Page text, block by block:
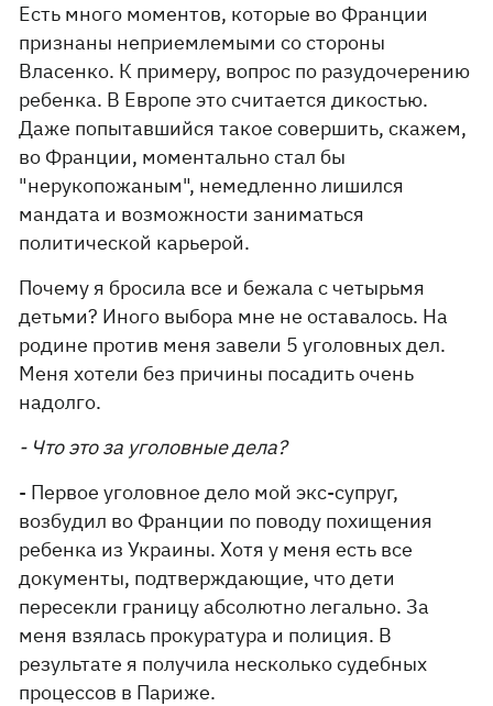
Есть много моментов, которые во Франции
признаны неприемлемыми со стороны
Власенко. К примеру, вопрос по разудочерению
ребенка. В Европе это считается дикостью.
Даже попытавшийся такое совершить, скажем,
во Франции, моментально стал бы
"нерукопожаным", немедленно лишился
мандата и возможности заниматься
политической карьерой.
Почему я бросила все и бежала с четырьмя
детьми? Иного выбора мне не оставалось. На
родине против меня завели 5 уголовных дел.
Меня хотели без причины посадить очень
надолго.
- Что это за уголовные дела?
- Первое уголовное дело мой экс-супруг,
возбудил во Франции по поводу похищения
ребенка из Украины. Хотя у меня есть все
документы, подтверждающие, что дети
пересекли границу абсолютно легально. За
меня взялась прокуратура и полиция. В
результате я получила несколько судебных
процессов в Париже.